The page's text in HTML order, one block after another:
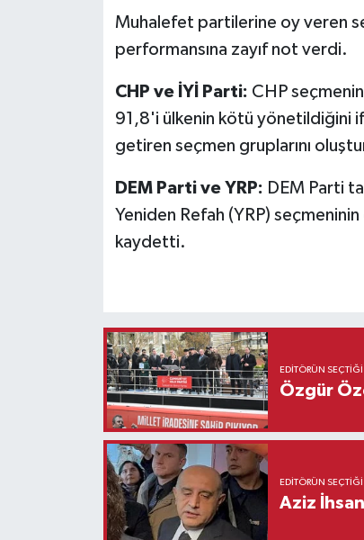
Muhalefet partilerine oy veren
performansına zayıf not verdi.
CHP ve İYİ Parti: CHP
91,8'i ülkenin kötü yönetildiğini
getiren seçmen gruplarını
DEM Parti ve YRP: DEM Parti
Yeniden Refah (YRP)
kaydetti.
EDITÖRÜN SEÇTIĞI
Özgür
EDITÖRÜN SEÇTIĞI
Aziz